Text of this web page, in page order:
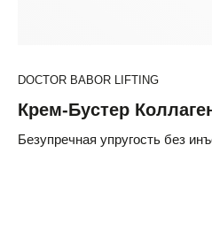
DOCTOR BABOR LIFTING
Крем-Бустер
Безупречная упругость без